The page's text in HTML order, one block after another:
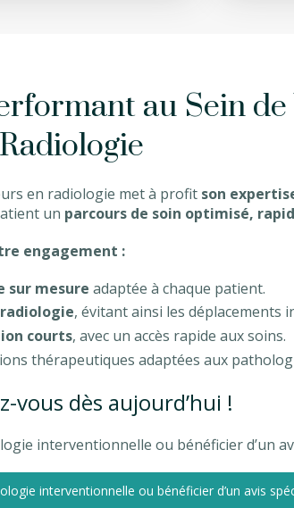
au Sein
en radiologie met à profit son
un parcours de soin optimisé,
engagement :
sur mesure adaptée à chaque patient.
, évitant ainsi les déplacements
courts, avec un accès rapide aux soins.
thérapeutiques adaptées aux
vous dès aujourd’hui !
interventionnelle ou bénéficier d’un
interventionnelle ou bénéficier d’un avis